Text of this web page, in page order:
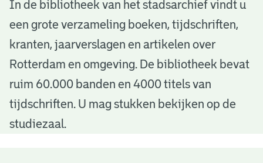
B
b
o
In de bibliotheek van het stadsarchief vindt u
een grote verzameling boeken, tijdschriften,
kranten, jaarverslagen en artikelen over
Rotterdam en omgeving. De bibliotheek bevat
ruim 60.000 banden en 4000 titels van
tijdschriften. U mag stukken bekijken op de
studiezaal.